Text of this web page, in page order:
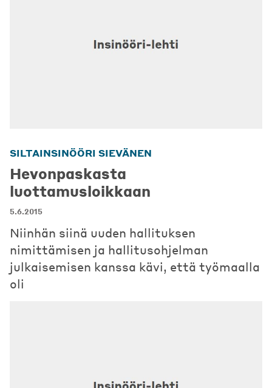
SILTAINSINÖÖRI SIEVÄNEN
Hevonpaskasta
luottamusloikkaan
5.6.2015
Niinhän siinä uuden hallituksen
nimittämisen ja hallitusohjelman
julkaisemisen kanssa kävi, että työmaalla
oli